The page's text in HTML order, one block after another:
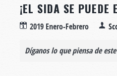
¡EL SIDA SE PUEDE
2019 Enero-Febrero
Díganos lo que piensa de